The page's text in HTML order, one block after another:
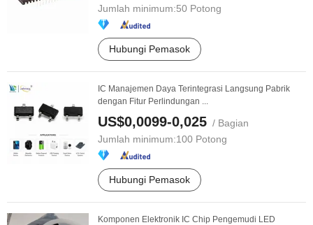
Jumlah minimum:50 Potong
Hubungi Pemasok
IC Manajemen Daya Terintegrasi Langsung Pabrik
dengan Fitur Perlindungan ...
US$0,0099-0,025 / Bagian
Jumlah minimum:100 Potong
Hubungi Pemasok
Komponen Elektronik IC Chip Pengemudi LED